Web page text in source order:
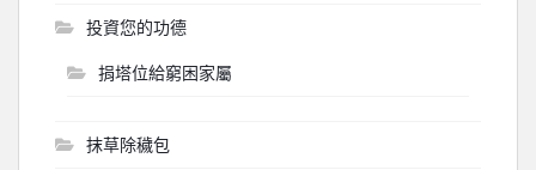
投資您的功德
捐塔位給窮困家屬
抹草除穢包